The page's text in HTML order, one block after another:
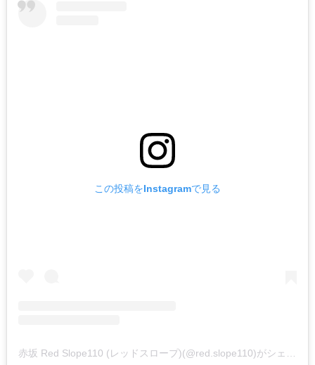
この投稿をInstagramで見る